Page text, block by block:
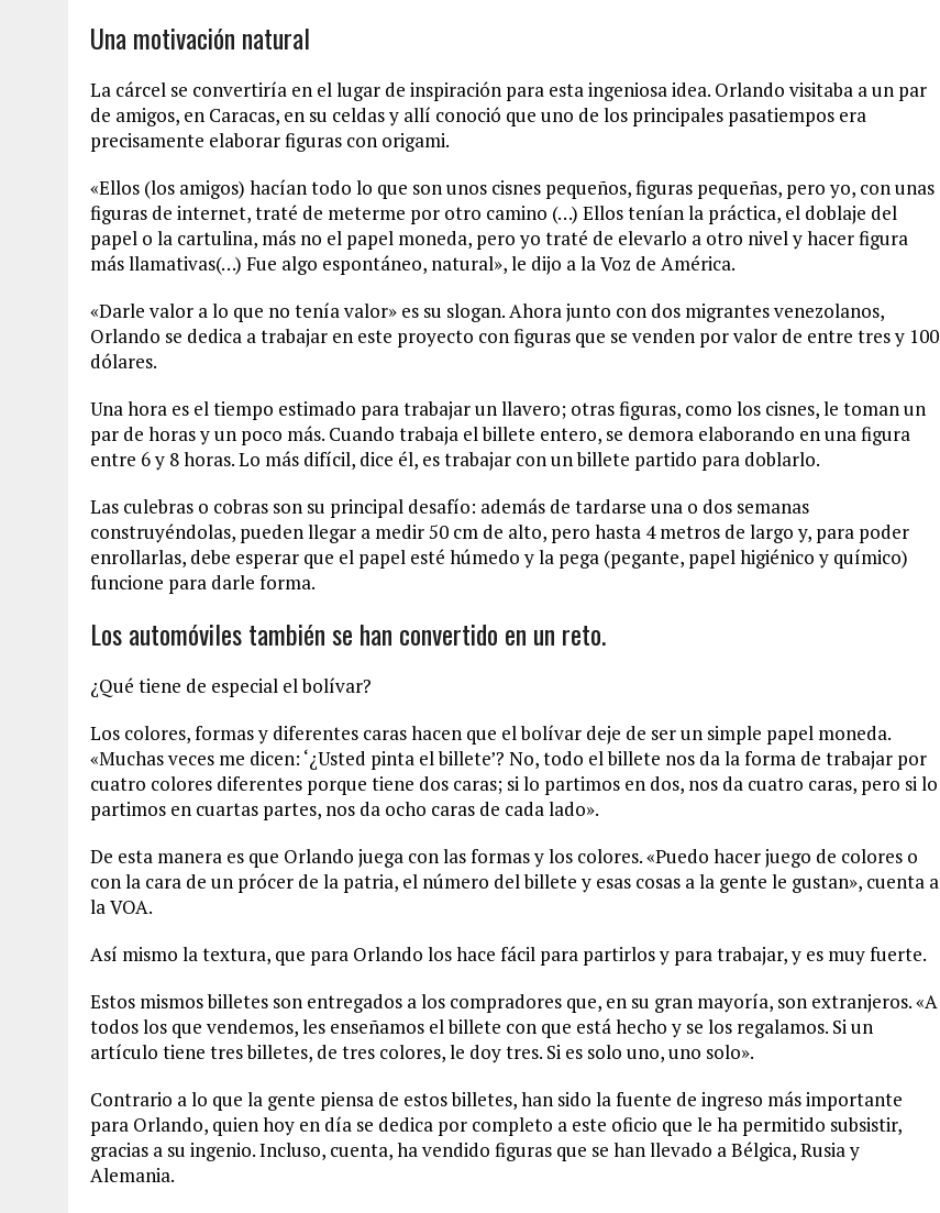
Una motivación natural
La cárcel se convertiría en el lugar de inspiración para esta ingeniosa idea. Orlando visitaba a un par
de amigos, en Caracas, en su celdas y allí conoció que uno de los principales pasatiempos era
precisamente elaborar figuras con origami.
«Ellos (los amigos) hacían todo lo que son unos cisnes pequeños, figuras pequeñas, pero yo, con unas
figuras de internet, traté de meterme por otro camino (…) Ellos tenían la práctica, el doblaje del
papel o la cartulina, más no el papel moneda, pero yo traté de elevarlo a otro nivel y hacer figura
más llamativas(…) Fue algo espontáneo, natural», le dijo a la Voz de América.
«Darle valor a lo que no tenía valor» es su slogan. Ahora junto con dos migrantes venezolanos,
Orlando se dedica a trabajar en este proyecto con figuras que se venden por valor de entre tres y 100
dólares.
Una hora es el tiempo estimado para trabajar un llavero; otras figuras, como los cisnes, le toman un
par de horas y un poco más. Cuando trabaja el billete entero, se demora elaborando en una figura
entre 6 y 8 horas. Lo más difícil, dice él, es trabajar con un billete partido para doblarlo.
Las culebras o cobras son su principal desafío: además de tardarse una o dos semanas
construyéndolas, pueden llegar a medir 50 cm de alto, pero hasta 4 metros de largo y, para poder
enrollarlas, debe esperar que el papel esté húmedo y la pega (pegante, papel higiénico y químico)
funcione para darle forma.
Los automóviles también se han convertido en un reto.
¿Qué tiene de especial el bolívar?
Los colores, formas y diferentes caras hacen que el bolívar deje de ser un simple papel moneda.
«Muchas veces me dicen: ‘¿Usted pinta el billete’? No, todo el billete nos da la forma de trabajar por
cuatro colores diferentes porque tiene dos caras; si lo partimos en dos, nos da cuatro caras, pero si lo
partimos en cuartas partes, nos da ocho caras de cada lado».
De esta manera es que Orlando juega con las formas y los colores. «Puedo hacer juego de colores o
con la cara de un prócer de la patria, el número del billete y esas cosas a la gente le gustan», cuenta a
la VOA.
Así mismo la textura, que para Orlando los hace fácil para partirlos y para trabajar, y es muy fuerte.
Estos mismos billetes son entregados a los compradores que, en su gran mayoría, son extranjeros. «A
todos los que vendemos, les enseñamos el billete con que está hecho y se los regalamos. Si un
artículo tiene tres billetes, de tres colores, le doy tres. Si es solo uno, uno solo».
Contrario a lo que la gente piensa de estos billetes, han sido la fuente de ingreso más importante
para Orlando, quien hoy en día se dedica por completo a este oficio que le ha permitido subsistir,
gracias a su ingenio. Incluso, cuenta, ha vendido figuras que se han llevado a Bélgica, Rusia y
Alemania.